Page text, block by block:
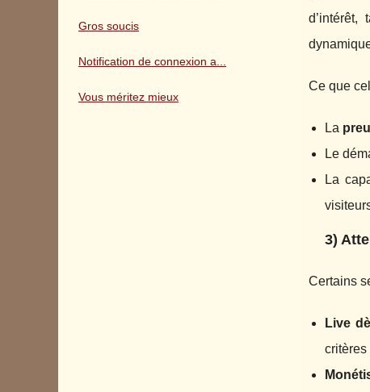
d’intérêt,
Ce que
La
Le
La
3)
Certains
Live
critères
Gros soucis
Notification de connexion a...
Vous méritez mieux